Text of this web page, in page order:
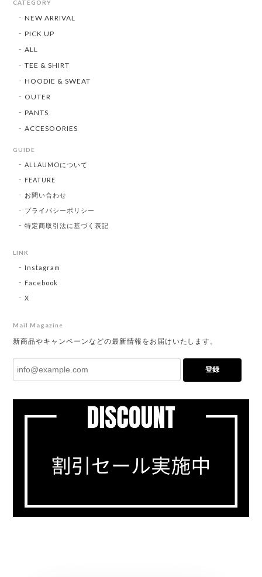
CATEGORY
NEW ARRIVAL
PICK UP
ALL
TEE & SHIRT
HOODIE & SWEAT
OUTER
PANTS
ACCESOORIES
GUIDE
ALLAUMOについて
FEATURE
お問い合わせ
プライバシーポリシー
特定商取引法に基づく表記
LINK
Instagram
Facebook
X
Mail Magazine
新商品やキャンペーンなどの最新情報をお届けいたします。
登録